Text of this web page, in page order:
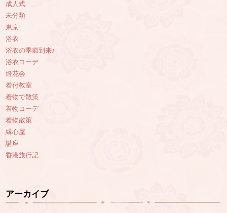
成人式
未分類
東京
浴衣
浴衣の季節到来♪
浴衣コーデ
燈花会
着付教室
着物で散策
着物コーデ
着物散策
縁心屋
講座
香港旅行記
アーカイブ